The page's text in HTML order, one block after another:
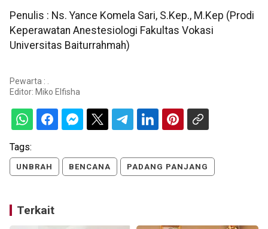
Penulis : Ns. Yance Komela Sari, S.Kep., M.Kep (Prodi
Keperawatan Anestesiologi Fakultas Vokasi
Universitas Baiturrahmah)
Pewarta : .
Editor: Miko Elfisha
Tags:
UNBRAH BENCANA PADANG PANJANG
Terkait